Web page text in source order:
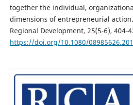
together the individual,
dimensions of entrepreneurial
Regional Development, 25(5-6), 404-
https://doi.org/10.1080/